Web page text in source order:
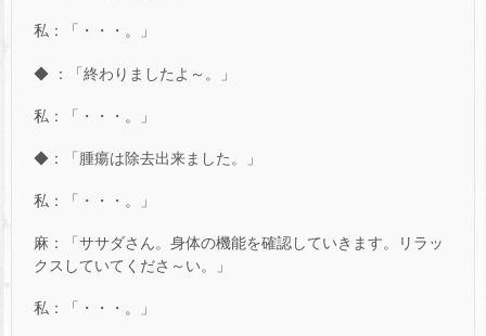
私：「・・・。」
◆ ：「終わりましたよ～。」
私：「・・・。」
◆：「腫瘍は除去出来ました。」
私：「・・・。」
麻：「ササダさん。身体の機能を確認していきます。リラッ
クスしていてくださ～い。」
私：「・・・。」